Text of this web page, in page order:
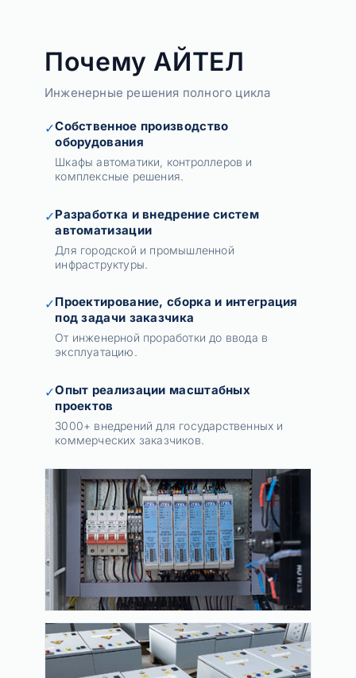
Почему АЙТЕЛ
Инженерные решения полного цикла
✓Собственное производство
оборудования
Шкафы автоматики, контроллеров и
комплексные решения.
✓Разработка и внедрение систем
автоматизации
Для городской и промышленной
инфраструктуры.
✓Проектирование, сборка и интеграция
под задачи заказчика
От инженерной проработки до ввода в
эксплуатацию.
✓Опыт реализации масштабных
проектов
3000+ внедрений для государственных и
коммерческих заказчиков.